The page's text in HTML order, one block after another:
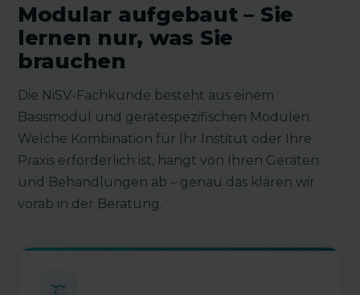
Modular aufgebaut – Sie
lernen nur, was Sie
brauchen
Die NiSV-Fachkunde besteht aus einem
Basismodul und gerätespezifischen Modulen.
Welche Kombination für Ihr Institut oder Ihre
Praxis erforderlich ist, hängt von Ihren Geräten
und Behandlungen ab – genau das klären wir
vorab in der Beratung.